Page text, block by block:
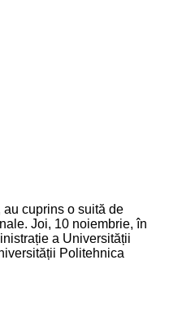
cuprins o suită de
Joi, 10 noiembrie, în
a Universității
Politehnica